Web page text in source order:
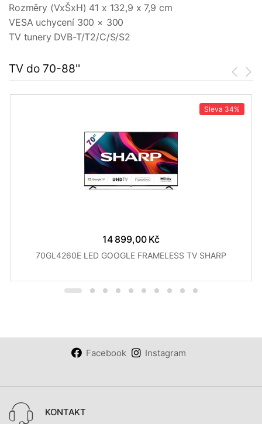
Rozměry (VxŠxH) 41 x 132,9 x 7,9 cm
VESA uchycení 300 × 300
TV tunery DVB-T/T2/C/S/S2
TV do 70-88''
Sleva 34%
14 899,00 Kč
70GL4260E LED GOOGLE FRAMELESS TV SHARP
Facebook Instagram
KONTAKT